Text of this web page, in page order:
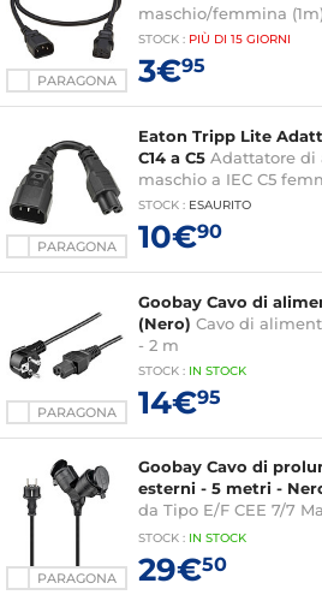
PARAGONA
maschio/femmina (1m)
STOCK : PIÙ DI 15 GIORNI
3€95
PARAGONA
Eaton Tripp Lite
C14 a C5 Adattatore di
maschio a IEC C5
STOCK : ESAURITO
10€90
PARAGONA
Goobay Cavo di
(Nero) Cavo di
- 2 m
STOCK : IN STOCK
14€95
PARAGONA
Goobay Cavo di
esterni - 5 metri -
da Tipo E/F CEE 7/7
Femmina - 5 m
STOCK : IN STOCK
29€50